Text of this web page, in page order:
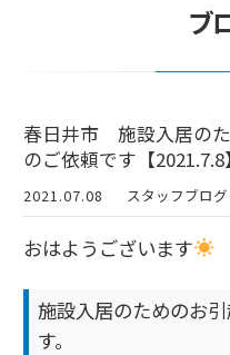
ブ
春日井市 施設入居の
のご依頼です【2021.7.8】
2021.07.08 スタッフブログ
おはようございます
施設入居のためのお
す。